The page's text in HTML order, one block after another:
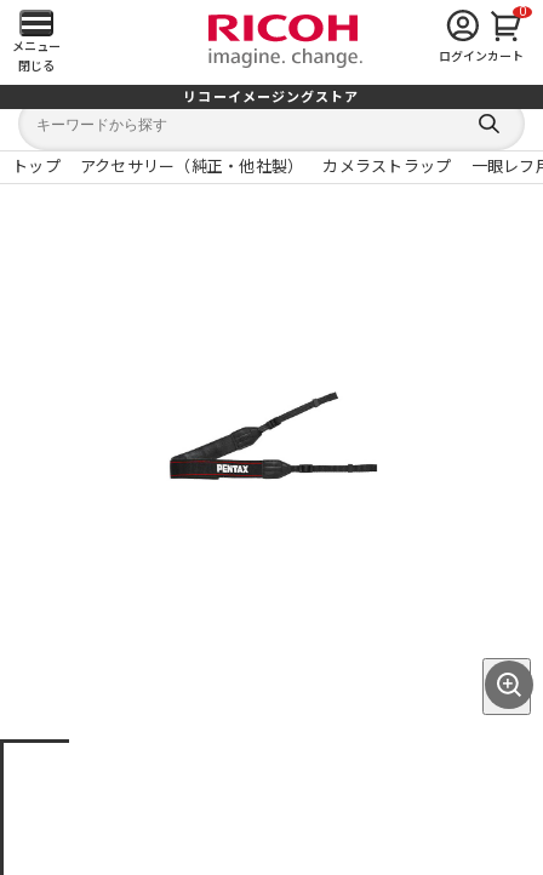
メ
イ
ン
メ
メニュー
閉じる
ログイン
0
カート
リコーイメージングストア
キ
ワ
ー
キ
ー
検
索
す
る
トップ アクセサリー（純正・他社製） カメラストラップ 一眼レフ